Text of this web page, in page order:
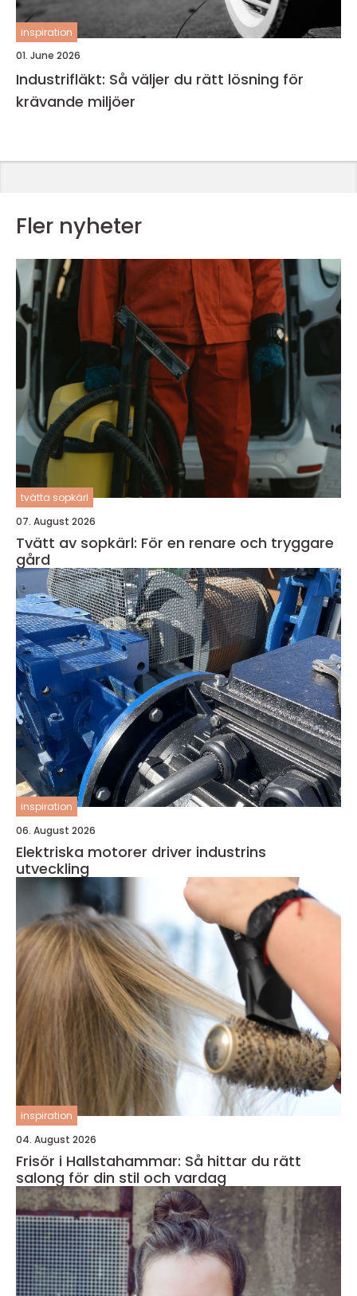
inspiration
01. June 2026
Industrifläkt: Så väljer du rätt lösning för
krävande miljöer
Fler nyheter
tvätta sopkärl
07. August 2026
Tvätt av sopkärl: För en renare och tryggare
gård
inspiration
06. August 2026
Elektriska motorer driver industrins
utveckling
inspiration
04. August 2026
Frisör i Hallstahammar: Så hittar du rätt
salong för din stil och vardag